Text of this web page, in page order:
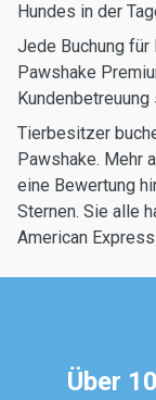
Hundes in der
Jede Buchung
Pawshake
Tierbesitzer
Pawshake. Mehr
eine Bewertung
Sternen. Sie alle
American
Über